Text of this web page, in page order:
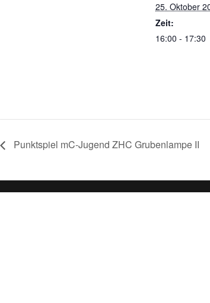
25. Oktober
Zeit:
16:00 - 17:30
Punktspiel mC-Jugend ZHC Grubenlampe II